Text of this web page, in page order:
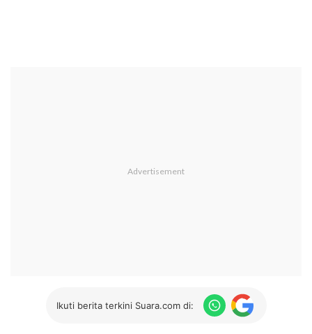
Ikuti berita terkini Suara.com di: